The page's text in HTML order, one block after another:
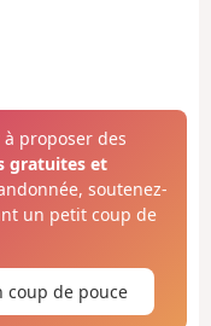
proposer des
gratuites et
soutenez-
un petit coup de
coup de pouce